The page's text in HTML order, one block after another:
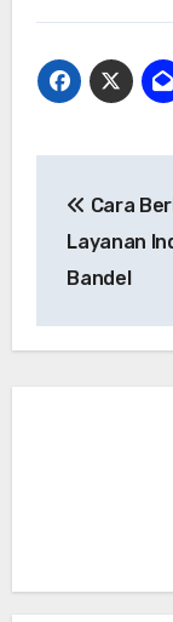
Cara
Layanan
Bandel